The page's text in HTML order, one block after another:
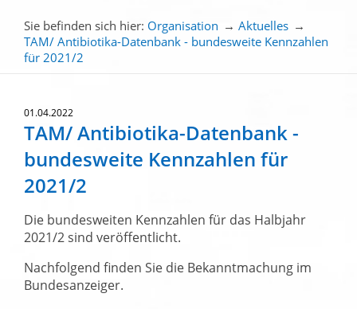
Sie befinden sich hier: Organisation → Aktuelles →
TAM/ Antibiotika-Datenbank - bundesweite Kennzahlen
für 2021/2
01.04.2022
TAM/ Antibiotika-Datenbank -
bundesweite Kennzahlen für
2021/2
Die bundesweiten Kennzahlen für das Halbjahr
2021/2 sind veröffentlicht.
Nachfolgend finden Sie die Bekanntmachung im
Bundesanzeiger.